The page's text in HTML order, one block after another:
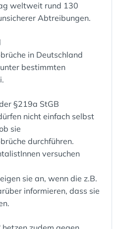
weltweit rund 130
Abtreibungen.
in Deutschland
bestimmten
§219a StGB
nicht einfach selbst
sie
durchführen.
versuchen
sie an, wenn die z.B.
informieren, dass sie